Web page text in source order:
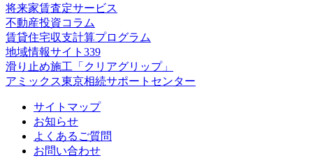
将来家賃査定サービス
不動産投資コラム
賃貸住宅収支計算プログラム
地域情報サイト339
滑り止め施工「クリアグリップ」
アミックス東京相続サポートセンター
サイトマップ
お知らせ
よくあるご質問
お問い合わせ